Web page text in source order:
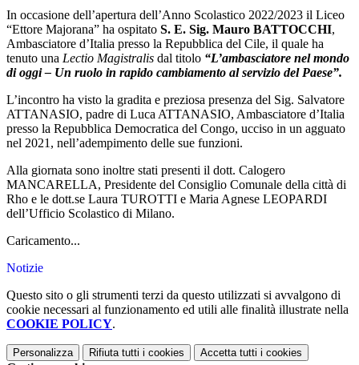
In occasione dell’apertura dell’Anno Scolastico 2022/2023 il Liceo
“Ettore Majorana” ha ospitato S. E. Sig. Mauro BATTOCCHI,
Ambasciatore d’Italia presso la Repubblica del Cile, il quale ha
tenuto una Lectio Magistralis dal titolo “L’ambasciatore nel mondo
di oggi – Un ruolo in rapido cambiamento al servizio del Paese”.
L’incontro ha visto la gradita e preziosa presenza del Sig. Salvatore
ATTANASIO, padre di Luca ATTANASIO, Ambasciatore d’Italia
presso la Repubblica Democratica del Congo, ucciso in un agguato
nel 2021, nell’adempimento delle sue funzioni.
Alla giornata sono inoltre stati presenti il dott. Calogero
MANCARELLA, Presidente del Consiglio Comunale della città di
Rho e le dott.se Laura TUROTTI e Maria Agnese LEOPARDI
dell’Ufficio Scolastico di Milano.
Caricamento...
Notizie
Questo sito o gli strumenti terzi da questo utilizzati si avvalgono di
cookie necessari al funzionamento ed utili alle finalità illustrate nella
COOKIE POLICY.
Personalizza Rifiuta tutti i cookies Accetta tutti i cookies